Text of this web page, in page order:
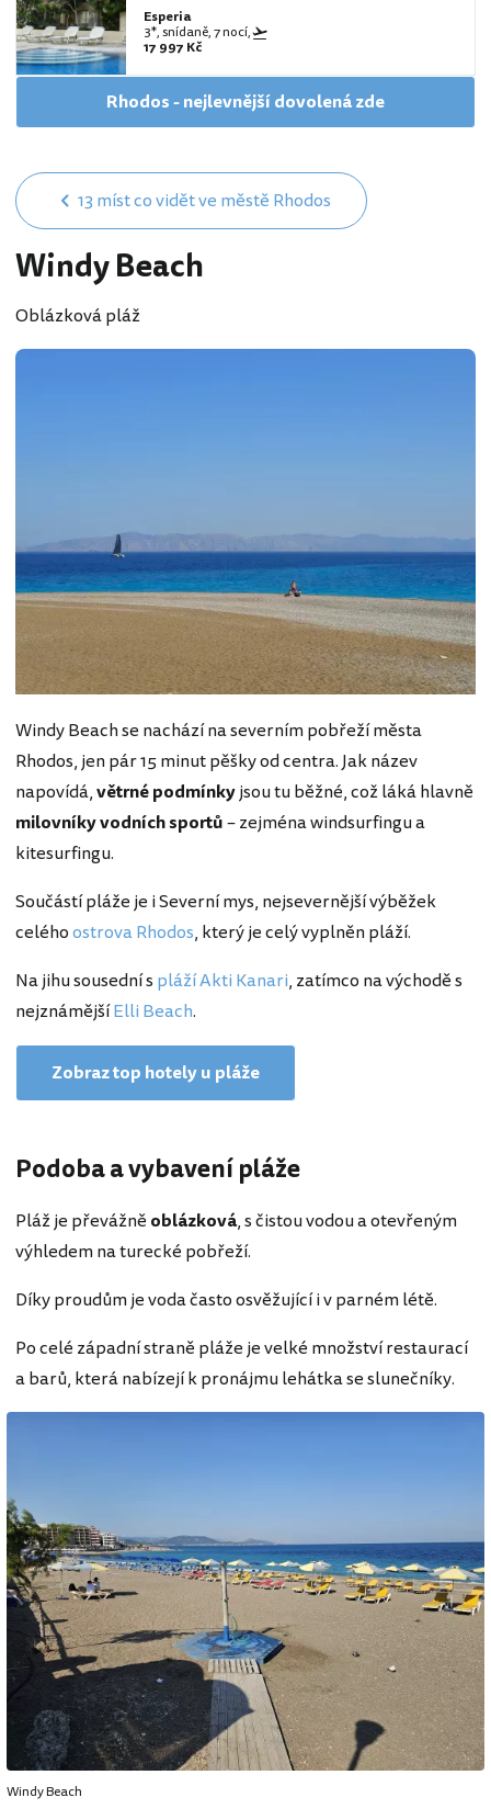
Esperia
3*, snídaně, 7 nocí,
17 997 Kč
Rhodos - nejlevnější dovolená zde
13 míst co vidět ve městě Rhodos
Windy Beach
Oblázková pláž
Windy Beach se nachází na severním pobřeží města
Rhodos, jen pár 15 minut pěšky od centra. Jak název
napovídá,větrné podmínkyjsou tu běžné, což láká hlavně
milovníky vodních sportů– zejména windsurfingu a
kitesurfingu.
Součástí pláže je i Severní mys, nejsevernější výběžek
celéhoostrova Rhodos, který je celý vyplněn pláží.
Na jihu sousední s pláží Akti Kanari, zatímco na východě s
nejznámějšíElli Beach.
Zobraz top hotely u pláže
Podoba a vybavení pláže
Pláž je převážně oblázková, s čistou vodou a otevřeným
výhledem na turecké pobřeží.
Díky proudům je voda často osvěžující i v parném létě.
Po celé západní straně pláže je velké množství restaurací
a barů, která nabízejí k pronájmu lehátka se slunečníky.
Windy Beach